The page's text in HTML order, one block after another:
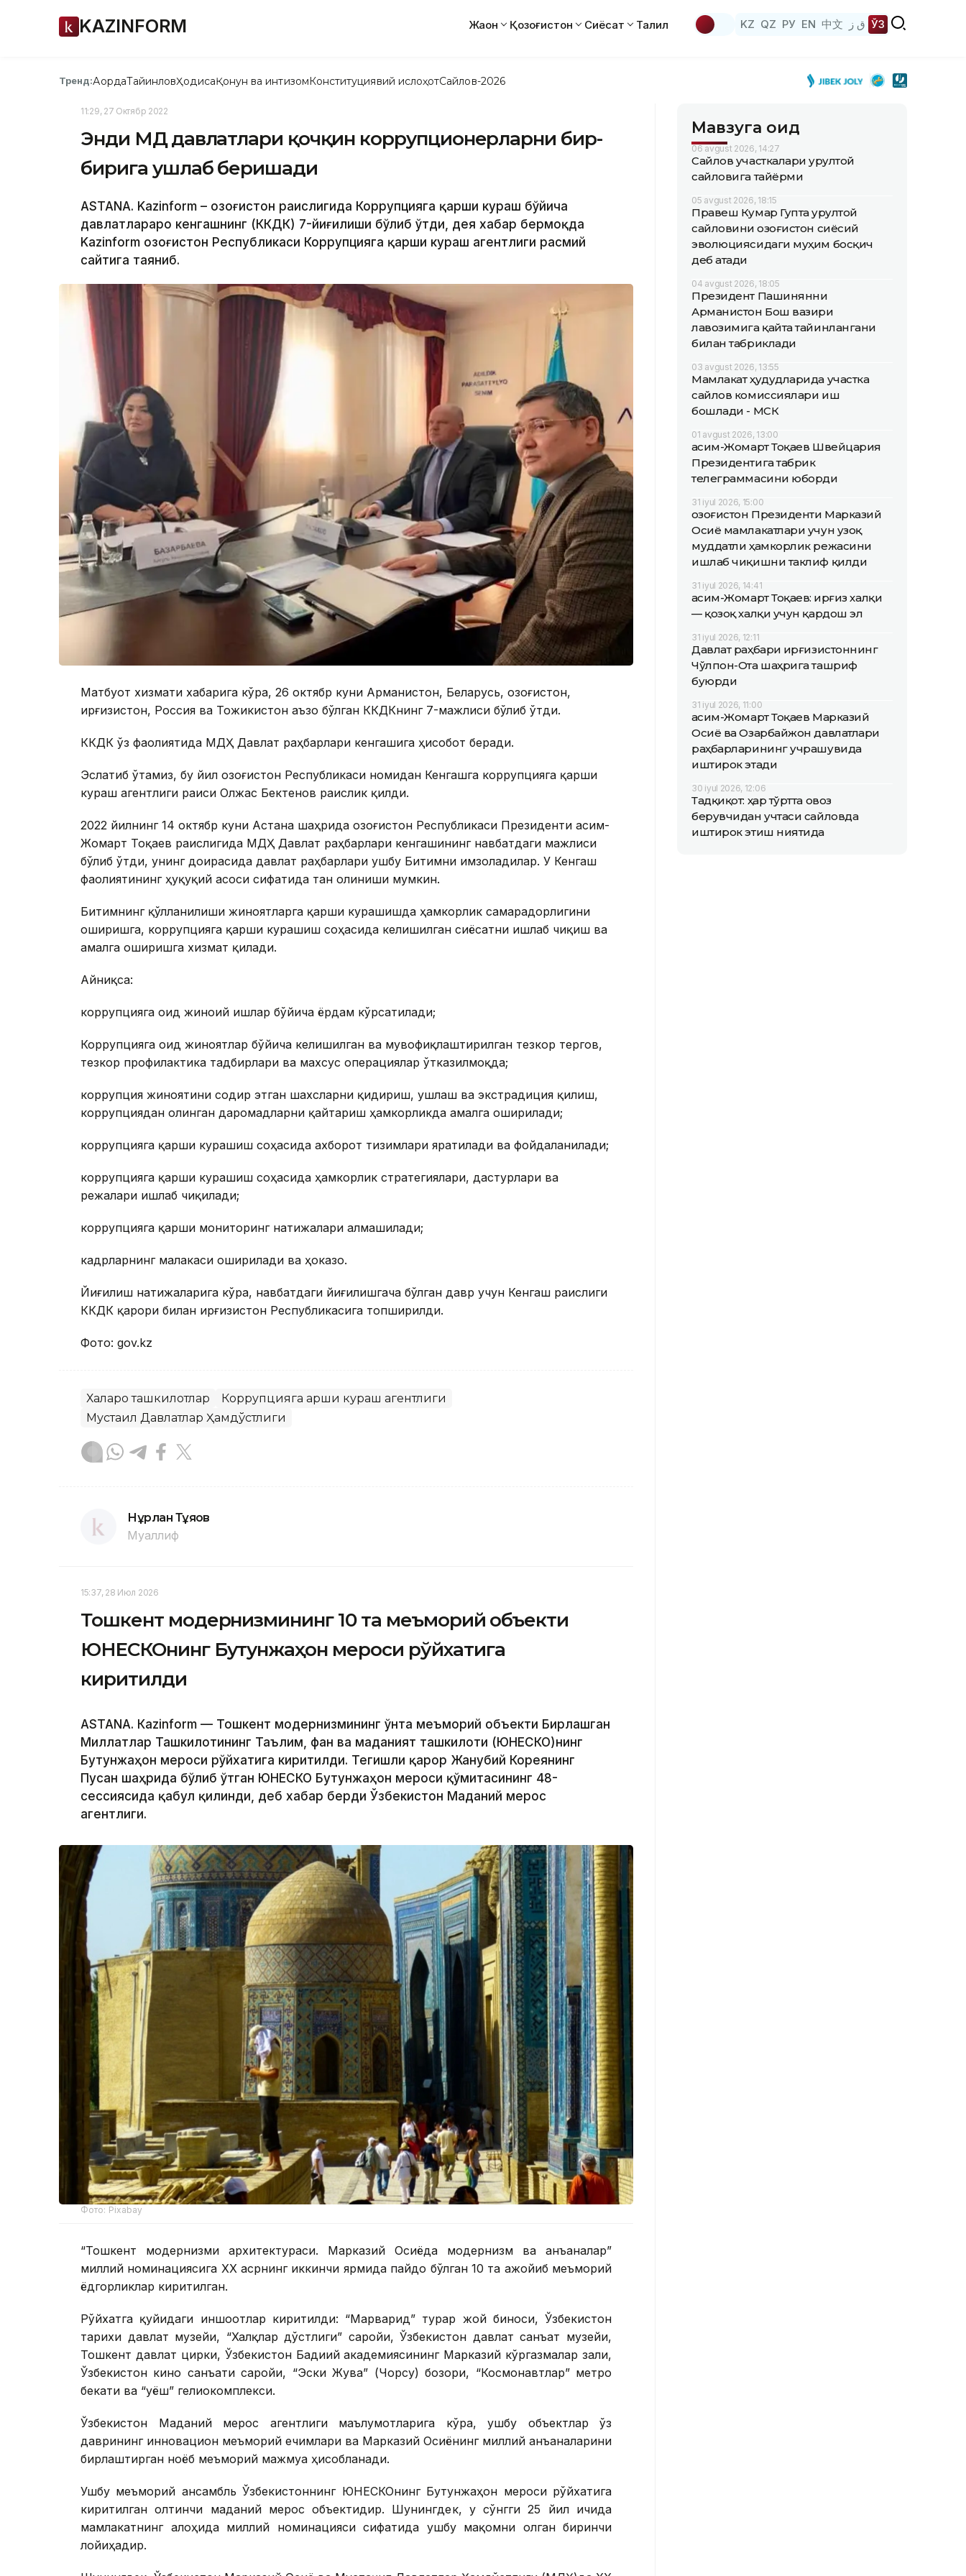
KAZINFORM Жаҳон Қозоғистон Сиёсат Таҳлил KZ QZ РУ EN 中文 ق ز ЎЗ
Тренд:АқордаТайинловҲодисаҚонун ва интизомКонституциявий ислоҳотСайлов-2026
11:29, 27 Октябр 2022
Энди МДҲ давлатлари қочқин коррупционерларни бир-
бирига ушлаб беришади
ASTANA. Kazinform – Қозоғистон раислигида Коррупцияга қарши кураш бўйича
давлатлараро кенгашнинг (КҚКДК) 7-йиғилиши бўлиб ўтди, дея хабар бермоқда
Kazinform Қозоғистон Республикаси Коррупцияга қарши кураш агентлиги расмий
сайтига таяниб.
Матбуот хизмати хабарига кўра, 26 октябр куни Арманистон, Беларусь, Қозоғистон,
Қирғизистон, Россия ва Тожикистон аъзо бўлган КҚКДКнинг 7-мажлиси бўлиб ўтди.
КҚКДК ўз фаолиятида МДҲ Давлат раҳбарлари кенгашига ҳисобот беради.
Эслатиб ўтамиз, бу йил Қозоғистон Республикаси номидан Кенгашга коррупцияга қарши
кураш агентлиги раиси Олжас Бектенов раислик қилди.
2022 йилнинг 14 октябр куни Астана шаҳрида Қозоғистон Республикаси Президенти Қасим-
Жомарт Тоқаев раислигида МДҲ Давлат раҳбарлари кенгашининг навбатдаги мажлиси
бўлиб ўтди, унинг доирасида давлат раҳбарлари ушбу Битимни имзоладилар. У Кенгаш
фаолиятининг ҳуқуқий асоси сифатида тан олиниши мумкин.
Битимнинг қўлланилиши жиноятларга қарши курашишда ҳамкорлик самарадорлигини
оширишга, коррупцияга қарши курашиш соҳасида келишилган сиёсатни ишлаб чиқиш ва
амалга оширишга хизмат қилади.
Айниқса:
коррупцияга оид жиноий ишлар бўйича ёрдам кўрсатилади;
Коррупцияга оид жиноятлар бўйича келишилган ва мувофиқлаштирилган тезкор тергов,
тезкор профилактика тадбирлари ва махсус операциялар ўтказилмоқда;
коррупция жиноятини содир этган шахсларни қидириш, ушлаш ва экстрадиция қилиш,
коррупциядан олинган даромадларни қайтариш ҳамкорликда амалга оширилади;
коррупцияга қарши курашиш соҳасида ахборот тизимлари яратилади ва фойдаланилади;
коррупцияга қарши курашиш соҳасида ҳамкорлик стратегиялари, дастурлари ва
режалари ишлаб чиқилади;
коррупцияга қарши мониторинг натижалари алмашилади;
кадрларнинг малакаси оширилади ва ҳоказо.
Йиғилиш натижаларига кўра, навбатдаги йиғилишгача бўлган давр учун Кенгаш раислиги
КҚКДК қарори билан Қирғизистон Республикасига топширилди.
Фото: gov.kz
Халқаро ташкилотлар
Коррупцияга қарши кураш агентлиги
Мустақил Давлатлар Ҳамдўстлиги
Нұрлан Тұяқов
Муаллиф
15:37, 28 Июл 2026
Тошкент модернизмининг 10 та меъморий объекти
ЮНEСКОнинг Бутунжаҳон мероси рўйхатига
киритилди
ASTANА. Кazinform — Тошкент модернизмининг ўнта меъморий объекти Бирлашган
Миллатлар Ташкилотининг Таълим, фан ва маданият ташкилоти (ЮНEСКО)нинг
Бутунжаҳон мероси рўйхатига киритилди. Тегишли қарор Жанубий Кореянинг
Пусан ​​шаҳрида бўлиб ўтган ЮНEСКО Бутунжаҳон мероси қўмитасининг 48-
сессиясида қабул қилинди, деб хабар берди Ўзбекистон Маданий мерос
агентлиги.
Фото: Pixabay
“Тошкент модернизми архитектураси. Марказий Осиёда модернизм ва анъаналар”
миллий номинациясига ХХ асрнинг иккинчи ярмида пайдо бўлган 10 та ажойиб меъморий
ёдгорликлар киритилган.
Рўйхатга қуйидаги иншоотлар киритилди: “Марварид” турар жой биноси, Ўзбекистон
тарихи давлат музейи, “Халқлар дўстлиги” саройи, Ўзбекистон давлат санъат музейи,
Тошкент давлат цирки, Ўзбекистон Бадиий академиясининг Марказий кўргазмалар зали,
Ўзбекистон кино санъати саройи, “Эски Жува” (Чорсу) бозори, “Космонавтлар” метро
бекати ва “Қуёш” гелиокомплекси.
Ўзбекистон Маданий мерос агентлиги маълумотларига кўра, ушбу объектлар ўз
даврининг инновацион меъморий ечимлари ва Марказий Осиёнинг миллий анъаналарини
бирлаштирган ноёб меъморий мажмуа ҳисобланади.
Ушбу меъморий ансамбль Ўзбекистоннинг ЮНEСКОнинг Бутунжаҳон мероси рўйхатига
киритилган олтинчи маданий мерос объектидир. Шунингдек, у сўнгги 25 йил ичида
мамлакатнинг алоҳида миллий номинацияси сифатида ушбу мақомни олган биринчи
лойиҳадир.
Мавзуга оид
06 avgust 2026, 14:27
Сайлов участкалари Қурултой
сайловига тайёрми
05 avgust 2026, 18:15
Правеш Кумар Гупта Қурултой
сайловини Қозоғистон сиёсий
эволюциясидаги муҳим босқич
деб атади
04 avgust 2026, 18:05
Президент Пашинянни
Арманистон Бош вазири
лавозимига қайта тайинлангани
билан табриклади
03 avgust 2026, 13:55
Мамлакат ҳудудларида участка
сайлов комиссиялари иш
бошлади - МСК
01 avgust 2026, 13:00
Қасим-Жомарт Тоқаев Швейцария
Президентига табрик
телеграммасини юборди
31 iyul 2026, 15:00
Қозоғистон Президенти Марказий
Осиё мамлакатлари учун узоқ
муддатли ҳамкорлик режасини
ишлаб чиқишни таклиф қилди
31 iyul 2026, 14:41
Қасим-Жомарт Тоқаев: Қирғиз халқи
— қозоқ халқи учун қардош эл
31 iyul 2026, 12:11
Давлат раҳбари Қирғизистоннинг
Чўлпон-Ота шаҳрига ташриф
буюрди
31 iyul 2026, 11:00
Қасим-Жомарт Тоқаев Марказий
Осиё ва Озарбайжон давлатлари
раҳбарларининг учрашувида
иштирок этади
30 iyul 2026, 12:06
Тадқиқот: ҳар тўртта овоз
берувчидан учтаси сайловда
иштирок этиш ниятида